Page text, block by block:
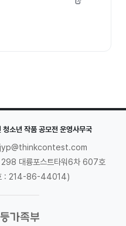
소년 작품 공모전 운영사무국
jyp@thinkcontest.com
대륭포스트타워6차 607호
: 214-86-44014)